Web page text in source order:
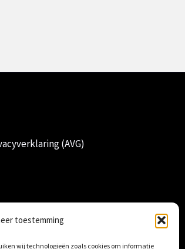
toestemming
wij technologieën zoals cookies om informatie
(AVG)